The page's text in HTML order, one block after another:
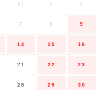
31 1 2
7 8 9
14 15 16
21 22 23
28 29 30